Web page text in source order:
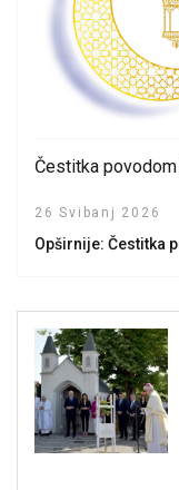
Čestitka
26 Svibanj 2026
Opširnije: Čestitka